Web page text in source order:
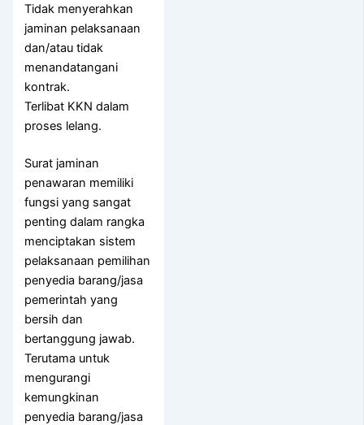
Tidak menyerahkan
jaminan pelaksanaan
dan/atau tidak
menandatangani
kontrak.
Terlibat KKN dalam
proses lelang.
Surat jaminan
penawaran memiliki
fungsi yang sangat
penting dalam rangka
menciptakan sistem
pelaksanaan pemilihan
penyedia barang/jasa
pemerintah yang
bersih dan
bertanggung jawab.
Terutama untuk
mengurangi
kemungkinan
penyedia barang/jasa